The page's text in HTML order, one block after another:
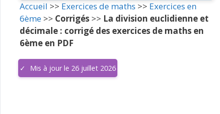
Accueil >> Exercices de maths >> Exercices en
6ème >> Corrigés >> La division euclidienne et
décimale : corrigé des exercices de maths en
6ème en PDF
Mis à jour le 26 juillet 2026